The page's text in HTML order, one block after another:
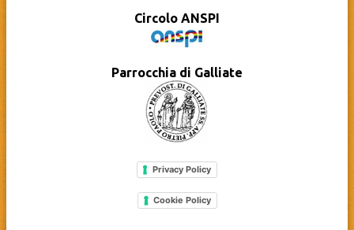
Circolo ANSPI
Parrocchia di Galliate
Privacy Policy
Cookie Policy